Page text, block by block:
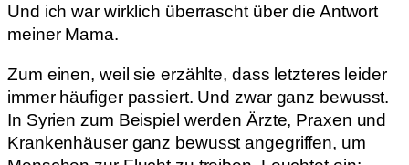
Und ich war wirklich überrascht über die Antwort
meiner Mama.
Zum einen, weil sie erzählte, dass letzteres leider
immer häufiger passiert. Und zwar ganz bewusst.
In Syrien zum Beispiel werden Ärzte, Praxen und
Krankenhäuser ganz bewusst angegriffen, um